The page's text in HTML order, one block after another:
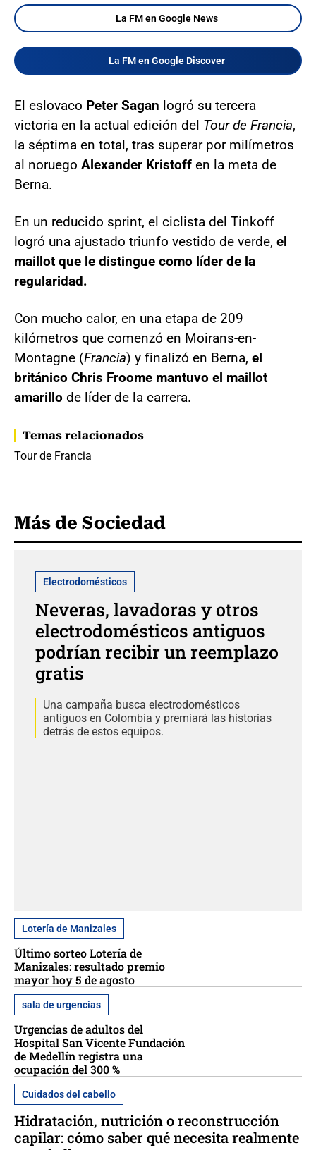
La FM en Google News
La FM en Google Discover
El eslovaco Peter Sagan logró su tercera
victoria en la actual edición del Tour de Francia,
la séptima en total, tras superar por milímetros
al noruego Alexander Kristoff en la meta de
Berna.
En un reducido sprint, el ciclista del Tinkoff
logró una ajustado triunfo vestido de verde, el
maillot que le distingue como líder de la
regularidad.
Con mucho calor, en una etapa de 209
kilómetros que comenzó en Moirans-en-
Montagne (Francia) y finalizó en Berna, el
británico Chris Froome mantuvo el maillot
amarillo de líder de la carrera.
Temas relacionados
Tour de Francia
Más de Sociedad
Electrodomésticos
Neveras, lavadoras y otros
electrodomésticos antiguos
podrían recibir un reemplazo
gratis
Una campaña busca electrodomésticos
antiguos en Colombia y premiará las historias
detrás de estos equipos.
Lotería de Manizales
Último sorteo Lotería de
Manizales: resultado premio
mayor hoy 5 de agosto
sala de urgencias
Urgencias de adultos del
Hospital San Vicente Fundación
de Medellín registra una
ocupación del 300 %
Cuidados del cabello
Hidratación, nutrición o reconstrucción
capilar: cómo saber qué necesita realmente